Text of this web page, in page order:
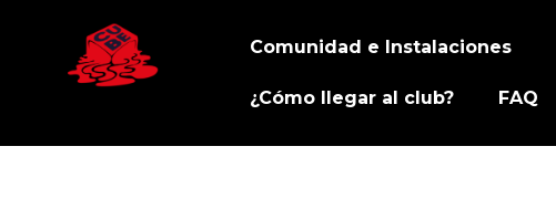
Comunidad e Instalaciones
¿Cómo llegar al club? FAQ